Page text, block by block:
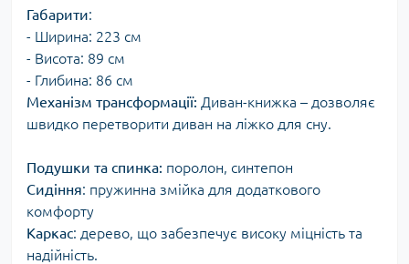
Габарити:
- Ширина: 223 см
- Висота: 89 см
- Глибина: 86 см
Механізм трансформації: Диван-книжка – дозволяє
швидко перетворити диван на ліжко для сну.
Подушки та спинка: поролон, синтепон
Сидіння: пружинна змійка для додаткового
комфорту
Каркас: дерево, що забезпечує високу міцність та
надійність.